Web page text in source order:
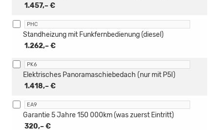
1.457,– €
PHC
1.262,– €
Standheizung mit Funkfernbedienung (diesel)
PK6
1.418,– €
Elektrisches Panoramaschiebedach (nur mit P5I)
EA9
320,– €
Garantie 5 Jahre 150 000km (was zuerst Eintritt)